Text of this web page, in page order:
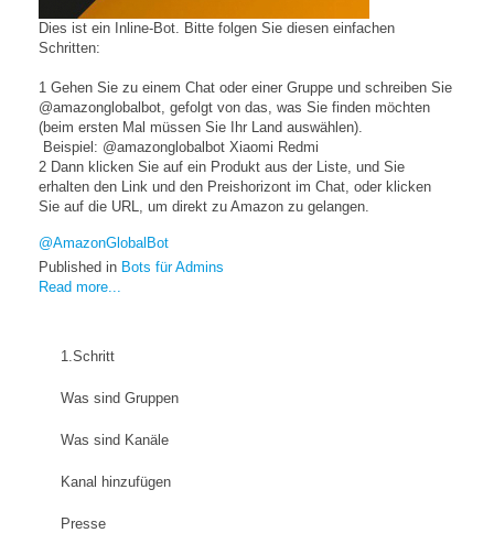
Dies ist ein Inline-Bot. Bitte folgen Sie diesen einfachen
Schritten:
1 Gehen Sie zu einem Chat oder einer Gruppe und schreiben Sie
@amazonglobalbot, gefolgt von das, was Sie finden möchten
(beim ersten Mal müssen Sie Ihr Land auswählen).
Beispiel: @amazonglobalbot Xiaomi Redmi
2 Dann klicken Sie auf ein Produkt aus der Liste, und Sie
erhalten den Link und den Preishorizont im Chat, oder klicken
Sie auf die URL, um direkt zu Amazon zu gelangen.
@AmazonGlobalBot
Published in Bots für Admins
Read more...
1.Schritt
Was sind Gruppen
Was sind Kanäle
Kanal hinzufügen
Presse